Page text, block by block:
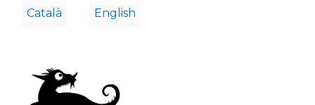
Català English